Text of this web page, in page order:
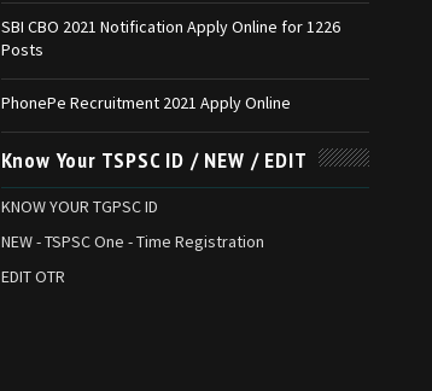
SBI CBO 2021 Notification Apply Online for 1226
Posts
PhonePe Recruitment 2021 Apply Online
Know Your TSPSC ID / NEW / EDIT
KNOW YOUR TGPSC ID
NEW - TSPSC One - Time Registration
EDIT OTR